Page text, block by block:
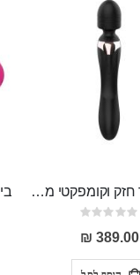
מגיק וונד חזק וקומפקטי מסיליקון רפואי בעל 20 מצבי רטט , שקט ועמיד למים MASSA
Rating:
389.00 ₪